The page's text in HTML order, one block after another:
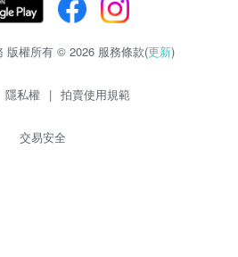
版權所有 © 2026 服務條款(更新)
隱私權 | 拍賣使用規範
交易安全